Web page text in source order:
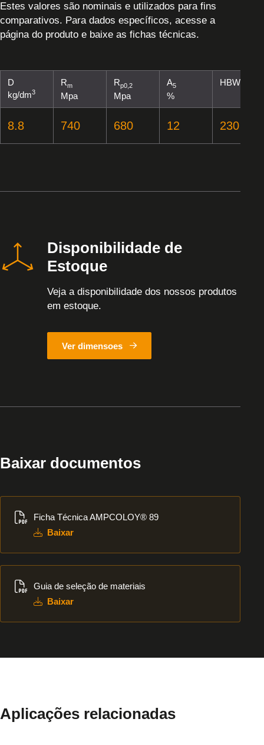
Estes valores são nominais e utilizados para fins
comparativos. Para dados específicos, acesse a
página do produto e baixe as fichas técnicas.
D
kg/dm3
Rm
Mpa
Rp0,2
Mpa
A5
%
HBW
8.8 740 680 12 230
Disponibilidade de
Estoque
Veja a disponibilidade dos nossos produtos
em estoque.
Ver dimensoes
Baixar documentos
Ficha Técnica AMPCOLOY® 89
Baixar
Guia de seleção de materiais
Baixar
Aplicações relacionadas